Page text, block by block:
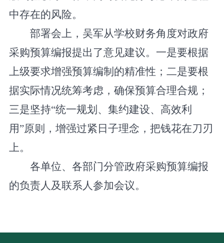
中存在的风险。
部署会上，吴军从学校财务角度对政府
采购预算编报提出了意见建议。一是要根据
上级要求增强预算编制的精准性；二是要根
据实际情况统筹考虑，确保预算合理合规；
三是坚持“统一规划、集约建设、高效利
用”原则，增强过紧日子理念，把钱花在刀刃
上。
各单位、各部门分管政府采购预算编报
的负责人及联系人参加会议。